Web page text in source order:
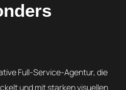
Full-Service-Agentur, die
und mit starken visuellen